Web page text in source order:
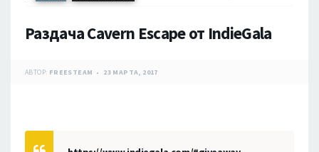
Раздача Cavern Escape от IndieGala
АВТОР: FREESTEAM 23 МАРТА, 2017